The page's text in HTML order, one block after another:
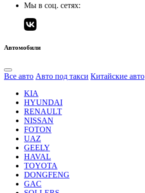
Мы в соц. сетях:
Автомобили
Все авто Авто под такси Китайские авто
KIA
HYUNDAI
RENAULT
NISSAN
FOTON
UAZ
GEELY
HAVAL
TOYOTA
DONGFENG
GAC